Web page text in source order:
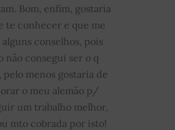
Bom, enfim, gostaria
te conhecer e que me
alguns conselhos, pois
não consegui ser o q
pelo menos gostaria de
o meu alemão p/
um trabalho melhor,
mto cobrada por isto!